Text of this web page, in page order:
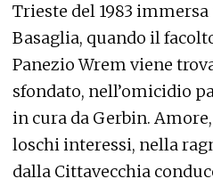
Trieste del 1983
Basaglia, quando il
Panezio Wrem viene
sfondato, nell’omicidio
in cura da Gerbin.
loschi interessi, nella
dalla Cittavecchia